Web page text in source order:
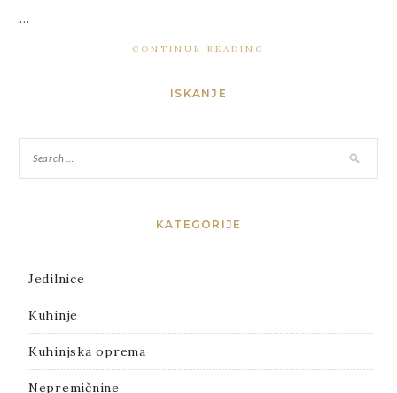
…
CONTINUE READING
ISKANJE
KATEGORIJE
Jedilnice
Kuhinje
Kuhinjska oprema
Nepremičnine